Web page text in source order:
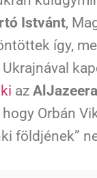
Istvánt,
így,
az AlJazeera
hogy Orbán
földjének”